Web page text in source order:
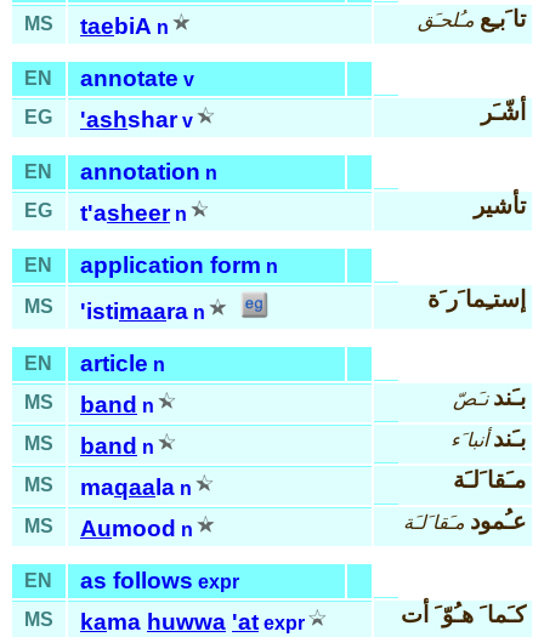
MS
taebiA n تا َبـِع مـُلحـَق
EN annotate v
EG
'ashshar v أشّـَر
EN annotation n
EG
t'asheer n تأشير
EN application form n
MS
'istimaara n
إستـِما َر َة
EN article n
MS
band n بـَند نـَصّ
MS band n بـَند أنبا َء
MS maqaa la n مـَقا َلـَة
MS Aumood n عـُمود مـَقا َلـَة
EN as follows expr
MS
kama huwwa 'at expr كـَما َ هـُوّ َ أت